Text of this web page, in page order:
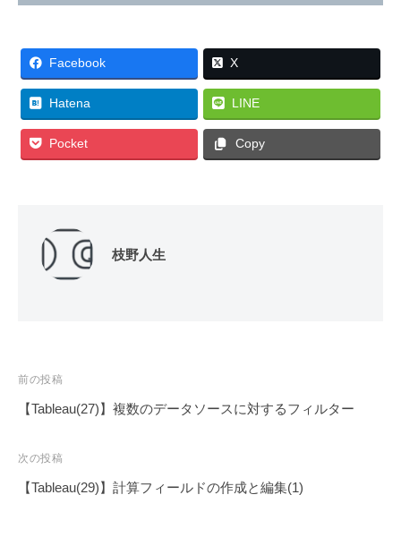
Facebook X
Hatena LINE
Pocket Copy
枝野人生
投
稿
ビ
ゲ
前の投稿
【Tableau(27)】複数のデータソースに対するフィルター
次の投稿
【Tableau(29)】計算フィールドの作成と編集(1)